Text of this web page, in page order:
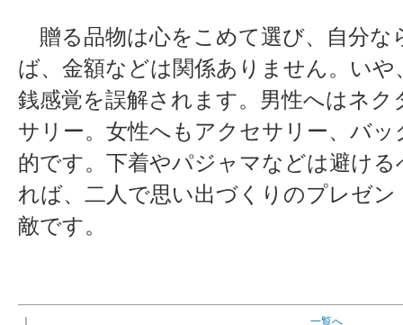
贈る品物は心をこめて選び、自分な
ば、金額などは関係ありません。い
銭感覚を誤解されます。男性へはネ
サリー。女性へもアクセサリー、バ
的です。下着やパジャマなどは避け
れば、二人で思い出づくりのプレゼ
敵です。
｜ 一覧へ